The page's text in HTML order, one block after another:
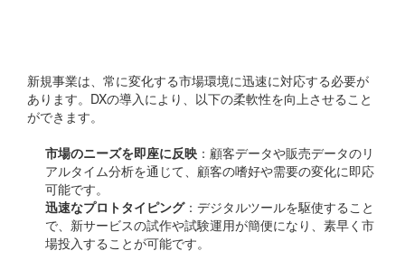
新規事業は、常に変化する市場環境に迅速に対応する必要が
あります。DXの導入により、以下の柔軟性を向上させること
ができます。
市場のニーズを即座に反映 ：顧客データや販売データのリ
アルタイム分析を通じて、顧客の嗜好や需要の変化に即応
可能です。
迅速なプロトタイピング：デジタルツールを駆使すること
で、新サービスの試作や試験運用が簡便になり、素早く市
場投入することが可能です。